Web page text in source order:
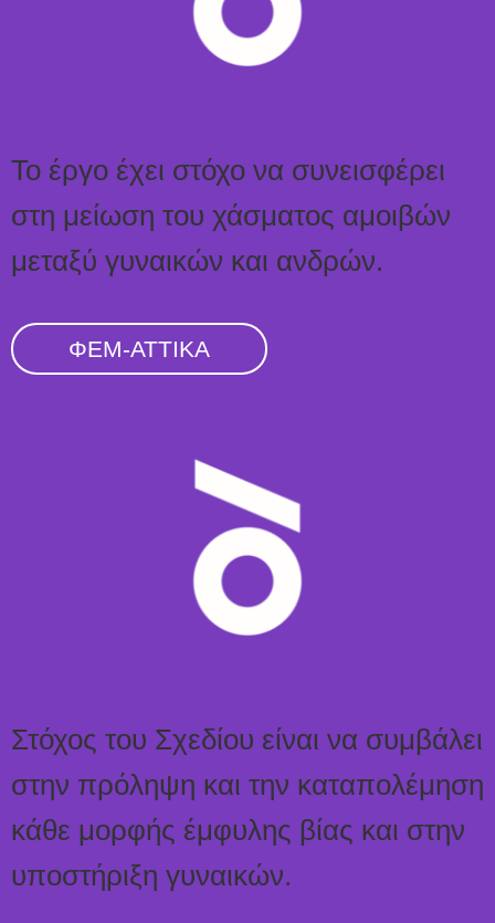
Το έργο έχει στόχο να συνεισφέρει
στη μείωση του χάσματος αμοιβών
μεταξύ γυναικών και ανδρών.
ΦΕΜ-ΑΤΤΙΚΑ
Στόχος του Σχεδίου είναι να συμβάλει
στην πρόληψη και την καταπολέμηση
κάθε μορφής έμφυλης βίας και στην
υποστήριξη γυναικών.